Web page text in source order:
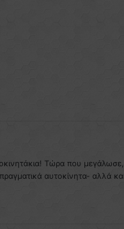
Τώρα που
αυτοκίνητα- αλλά